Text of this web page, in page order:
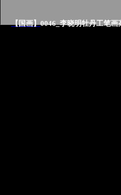
【国画】0046_李晓明牡丹工笔